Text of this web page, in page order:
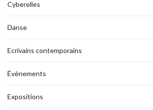
Cyberelles
Danse
Ecrivains contemporains
Évènements
Expositions